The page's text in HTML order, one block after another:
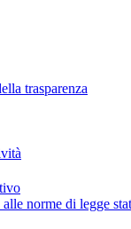
trasparenza
norme di legge